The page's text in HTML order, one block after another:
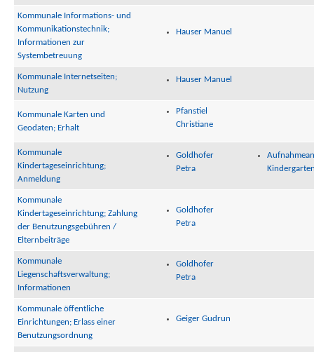
Kommunale Informations- und
Kommunikationstechnik;
Informationen zur
Systembetreuung
Hauser Manuel
Kommunale Internetseiten;
Nutzung
Hauser Manuel
Kommunale Karten und
Geodaten; Erhalt
Pfanstiel
Christiane
Kommunale
Kindertageseinrichtung;
Anmeldung
Goldhofer
Petra
Kommunale
Kindertageseinrichtung; Zahlung
der Benutzungsgebühren /
Elternbeiträge
Goldhofer
Petra
Kommunale
Liegenschaftsverwaltung;
Informationen
Goldhofer
Petra
Kommunale öffentliche
Einrichtungen; Erlass einer
Benutzungsordnung
Geiger Gudrun